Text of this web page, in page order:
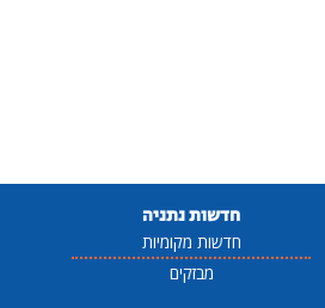
חדשות נתניה
חדשות מקומיות
מבזקים